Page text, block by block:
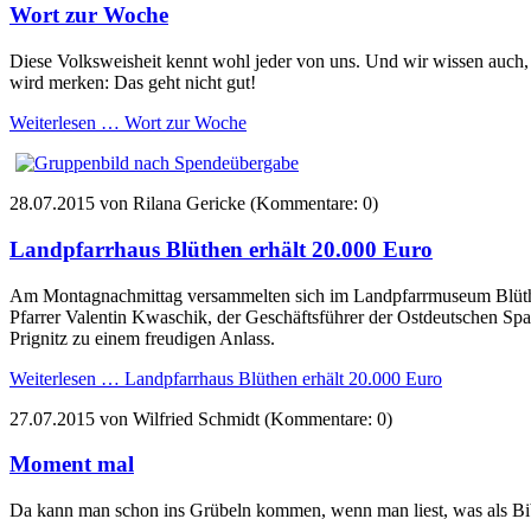
Wort zur Woche
Diese Volksweisheit kennt wohl jeder von uns. Und wir wissen
wird merken: Das geht nicht gut!
Weiterlesen … Wort zur Woche
28.07.2015 von Rilana Gericke (Kommentare: 0)
Landpfarrhaus Blüthen erhält 20.000 Euro
Am Montagnachmittag versammelten sich im Landpfarrmuseum
Pfarrer Valentin Kwaschik, der Geschäftsführer der Ostdeutschen
Prignitz zu einem freudigen Anlass.
Weiterlesen … Landpfarrhaus Blüthen erhält 20.000 Euro
27.07.2015 von Wilfried Schmidt (Kommentare: 0)
Moment mal
Da kann man schon ins Grübeln kommen, wenn man liest, was als